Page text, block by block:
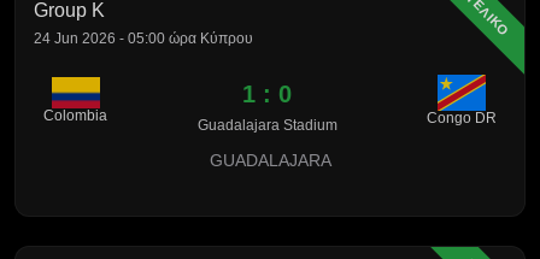
ΤΕΛΙΚΟ
Group K
24 Jun 2026 - 05:00 ώρα Κύπρου
Colombia
1 : 0
Guadalajara Stadium Congo DR
GUADALAJARA